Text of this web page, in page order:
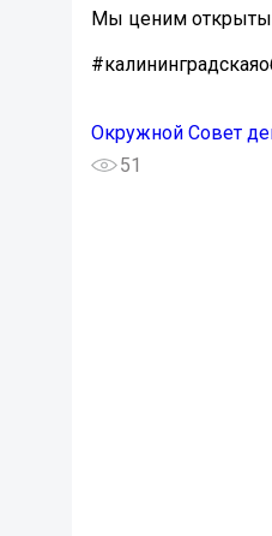
Мы ценим
Окружной Совет
51